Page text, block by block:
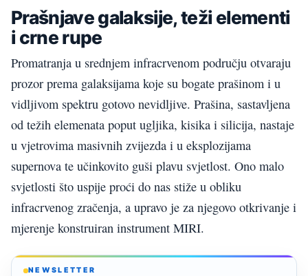
Prašnjave galaksije, teži elementi
i crne rupe
Promatranja u srednjem infracrvenom području otvaraju
prozor prema galaksijama koje su bogate prašinom i u
vidljivom spektru gotovo nevidljive. Prašina, sastavljena
od težih elemenata poput ugljika, kisika i silicija, nastaje
u vjetrovima masivnih zvijezda i u eksplozijama
supernova te učinkovito guši plavu svjetlost. Ono malo
svjetlosti što uspije proći do nas stiže u obliku
infracrvenog zračenja, a upravo je za njegovo otkrivanje i
mjerenje konstruiran instrument MIRI.
NEWSLETTER